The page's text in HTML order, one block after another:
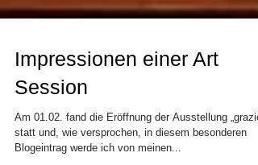
Impressionen einer Art
Session
Am 01.02. fand die Eröffnung der Ausstellung